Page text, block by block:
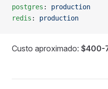
postgres : production
redis : production
Custo aproximado: $400-